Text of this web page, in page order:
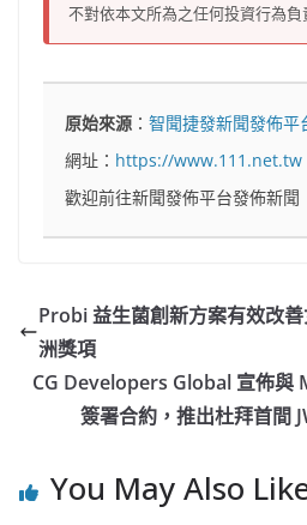
不對依本文所為之任何投資行為負
原始來源 ：智聞捷發新聞發佈平
網址： https://www.111.net.tw
歡迎前往新聞發佈平台發佈新聞
Probi 益生菌創新方案有效改
洲獎項
CG Developers Global 宣佈
簽署合約，推出杜拜首間
You May Also